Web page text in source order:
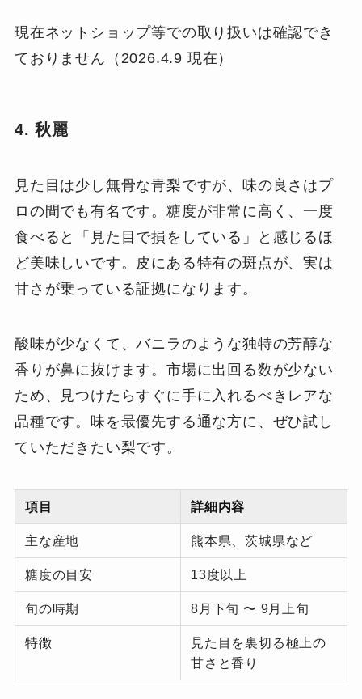
現在ネットショップ等での取り扱いは確認でき
ておりません（2026.4.9 現在）
4. 秋麗
見た目は少し無骨な青梨ですが、味の良さはプ
ロの間でも有名です。糖度が非常に高く、一度
食べると「見た目で損をしている」と感じるほ
ど美味しいです。皮にある特有の斑点が、実は
甘さが乗っている証拠になります。
酸味が少なくて、バニラのような独特の芳醇な
香りが鼻に抜けます。市場に出回る数が少ない
ため、見つけたらすぐに手に入れるべきレアな
品種です。味を最優先する通な方に、ぜひ試し
ていただきたい梨です。
項目 詳細内容
主な産地 熊本県、茨城県など
糖度の目安 13度以上
旬の時期 8月下旬 〜 9月上旬
特徴
見た目を裏切る極上の
甘さと香り